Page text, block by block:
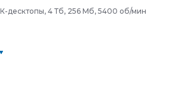
десктопы, 4 Тб, 256 Мб, 5400 об/мин